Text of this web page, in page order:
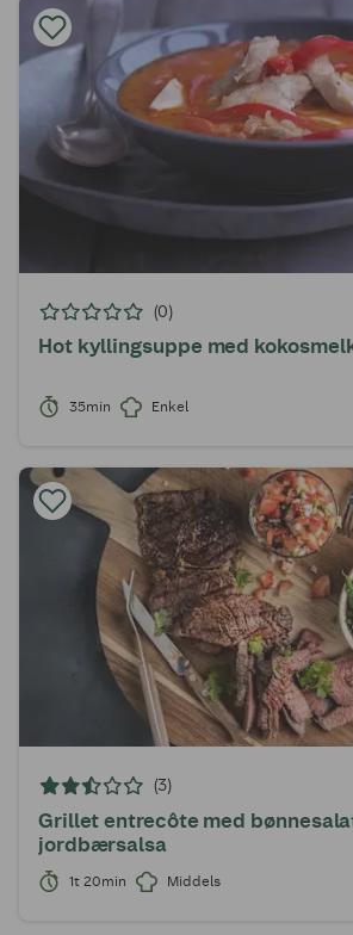
(0)
Hot kyllingsuppe med
35min Enkel
(3)
Grillet entrecôte med
jordbærsalsa
1t 20min Middels